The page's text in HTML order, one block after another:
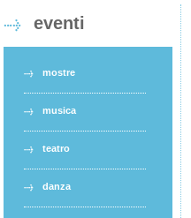
eventi
mostre
musica
teatro
danza